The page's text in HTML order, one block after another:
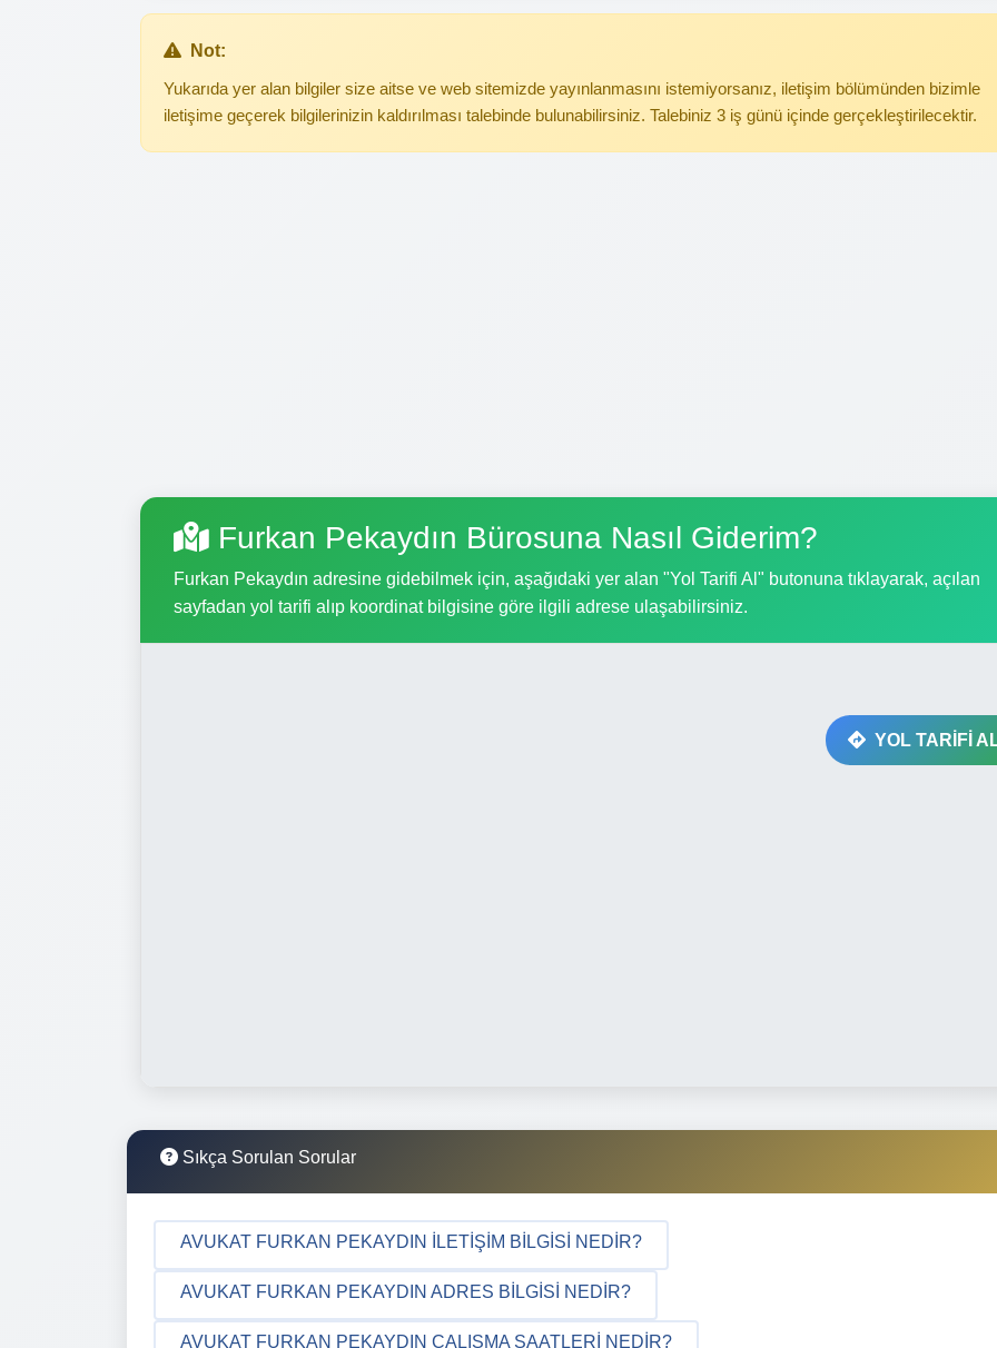
Not:
Yukarıda yer alan bilgiler size aitse ve web sitemizde yayınlanmasını istemiyorsanız, iletişim bölümünden bizimle
iletişime geçerek bilgilerinizin kaldırılması talebinde bulunabilirsiniz. Talebiniz 3 iş günü içinde gerçekleştirilecektir.
Furkan Pekaydın Bürosuna Nasıl Giderim?
Furkan Pekaydın adresine gidebilmek için, aşağıdaki yer alan "Yol Tarifi Al" butonuna tıklayarak, açılan
sayfadan yol tarifi alıp koordinat bilgisine göre ilgili adrese ulaşabilirsiniz.
YOL TARİFİ
Sıkça Sorulan Sorular
AVUKAT FURKAN PEKAYDIN İLETIŞIM BILGISI NEDIR?
AVUKAT FURKAN PEKAYDIN ADRES BILGISI NEDIR?
AVUKAT FURKAN PEKAYDIN ÇALIŞMA SAATLERI NEDIR?